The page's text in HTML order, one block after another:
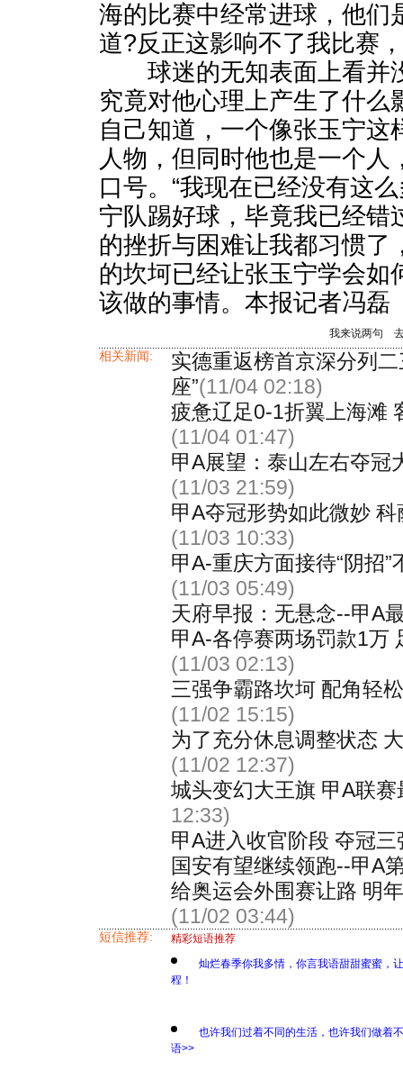
海的比赛中经常进球，他们
道?反正这影响不了我比赛
球迷的无知表面上看并
究竟对他心理上产生了什么
自己知道，一个像张玉宁这
人物，但同时他也是一个人
口号。“我现在已经没有这
宁队踢好球，毕竟我已经错
的挫折与困难让我都习惯了
的坎坷已经让张玉宁学会如
该做的事情。本报记者冯磊
我来说两句
相关新闻:
实德重返榜首京深分列
座”(11/04 02:18)
疲惫辽足0-1折翼上海滩
(11/04 01:47)
甲A展望：泰山左右夺冠
(11/03 21:59)
甲A夺冠形势如此微妙
(11/03 10:33)
甲A-重庆方面接待“阴招
(11/03 05:49)
天府早报：无悬念--甲A
甲A-各停赛两场罚款1万
(11/03 02:13)
三强争霸路坎坷 配角轻
(11/02 15:15)
为了充分休息调整状态
(11/02 12:37)
城头变幻大王旗 甲A联
12:33)
甲A进入收官阶段 夺冠
国安有望继续领跑--甲A
给奥运会外围赛让路 明
(11/02 03:44)
短信推荐:
精彩短语推荐
灿烂春季你我多情，你言我语甜甜蜜蜜，
程！
也许我们过着不同的生活，也许我们做
语>>